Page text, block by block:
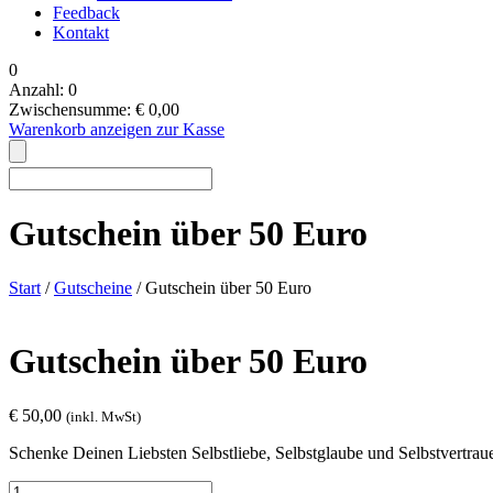
Feedback
Kontakt
0
Anzahl: 0
Zwischensumme: € 0,00
Warenkorb anzeigen zur Kasse
Gutschein über 50 Euro
Start /Gutscheine / Gutschein über 50 Euro
Gutschein über 50 Euro
€ 50,00 (inkl. MwSt)
Schenke Deinen Liebsten Selbstliebe, Selbstglaube und
Gutschein